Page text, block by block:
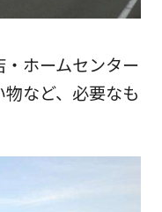
ホームセンター
など、必要なも